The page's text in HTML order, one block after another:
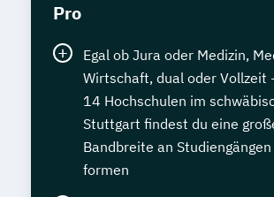
Pro
Egal ob Jura oder Medizin,
Wirtschaft, dual oder Vollzeit
14 Hochschulen im
Stuttgart findest du eine
Bandbreite an
formen